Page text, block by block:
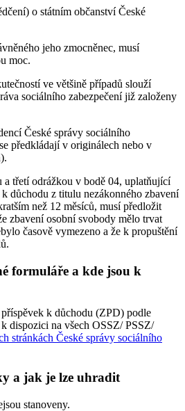
o státním občanství České
jeho zmocněnec, musí
moc.
ve většině případů slouží
sociálního zabezpečení již založeny
České správy sociálního
předkládají v originálech nebo v
a třetí odrážkou v bodě 04, uplatňující
důchodu z titulu nezákonného zbavení
než 12 měsíců, musí předložit
zbavení osobní svobody mělo trvat
časově vymezeno a že k propuštění
formuláře a kde jsou k
k důchodu (ZPD) podle
dispozici na všech OSSZ/ PSSZ/
stránkách České správy sociálního
a jak je lze uhradit
stanoveny.